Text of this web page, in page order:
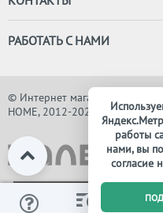
РАБОТАТЬ С НАМИ
© Интернет магазин
HOME, 2012-2026. Все права
работы
нами, вы
согласие